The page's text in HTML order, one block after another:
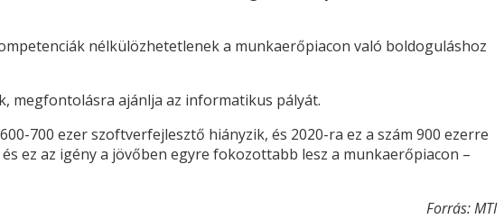
nélkülözhetetlenek a munkaerőpiacon való boldoguláshoz
megfontolásra ajánlja az informatikus pályát.
700 ezer szoftverfejlesztő hiányzik, és 2020-ra ez a szám 900 ezerre
ez az igény a jövőben egyre fokozottabb lesz a munkaerőpiacon –
Forrás: MTI